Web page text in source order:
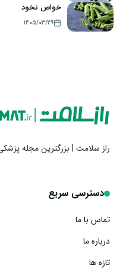
خواص نخود
۱۴۰۵/۰۳/۲۹
راز سلامت | بزرگترین مجله
دسترسی سریع
تماس با ما
درباره ما
تازه ها